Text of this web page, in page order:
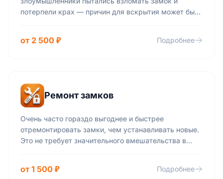
потерпели крах — причин для вскрытия может быть
помогут открыть замок, перекодируют его и решат
от 2 500 ₽ Подробнее
Ремонт замков
Очень часто гораздо выгоднее и быстрее
отремонтировать замки, чем устанавливать новые.
Это не требует значительного вмешательства в
от 1 500 ₽ Подробнее